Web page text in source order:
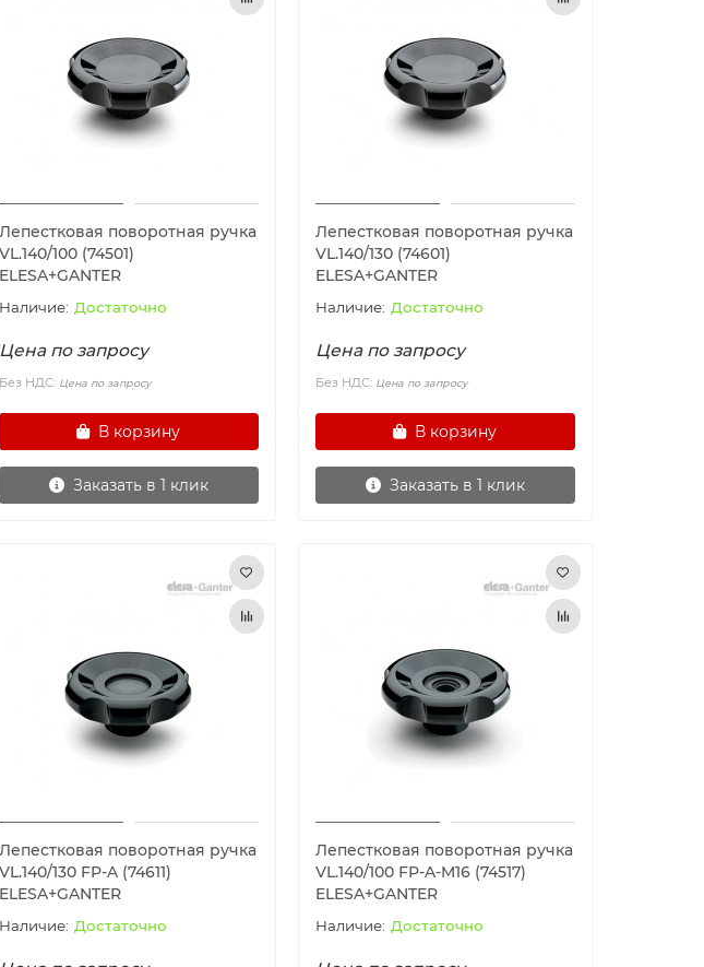
Лепестковая поворотная ручка
VL.140/100 (74501)
ELESA+GANTER
Достаточно
Цена по запросу
Без НДС: Цена по запросу
В корзину
Заказать в 1 клик
Лепестковая поворотная ручка
VL.140/130 (74601)
ELESA+GANTER
Достаточно
Цена по запросу
Без НДС: Цена по запросу
В корзину
Заказать в 1 клик
Лепестковая поворотная ручка
VL.140/130 FP-A (74611)
ELESA+GANTER
Достаточно
Лепестковая поворотная ручка
VL.140/100 FP-A-M16 (74517)
ELESA+GANTER
Достаточно